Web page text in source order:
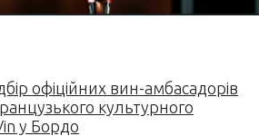
офіційних вин-амбасадорів
культурного
у Бордо